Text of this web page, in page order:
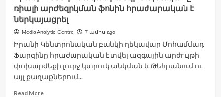
լուրջ
հետևանքների
եթե
շարունակի
միջուկային
ծրագիր
մշակել.
ռիալի արժեզրկման ֆոնին հրաժարական է
ներկայացրել
Media Analytic Centre 7 ամիս ago
Իրանի Կենտրոնական բանկի ղեկավար Մոհամմադ
Ֆարզինը հրաժարական է տվել ազգային արժույթի
փոխարժեքի լուրջ կտրուկ անկման և Թեհրանում ու
այլ քաղաքներում...
Read MoreRead